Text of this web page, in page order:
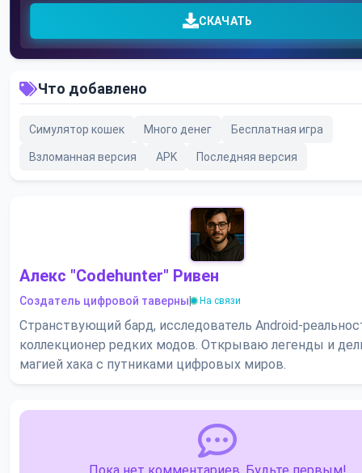
СКАЧАТЬ
Что добавлено
Симулятор кошек Много денег Бесплатная игра
Взломанная версия APK Последняя версия
Алекс "Codehunter" Ривен
Создатель цифровой таверны| На связи
Странствующий бард, исследователь Android-
коллекционер редких модов. Открываю легенды и
магией хака с путниками цифровых миров.